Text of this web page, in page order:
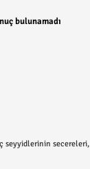
bulunamadı
seyyidlerinin secereleri,